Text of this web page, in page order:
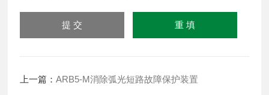
上一篇：ARB5-M消除弧光短路故障保护装置